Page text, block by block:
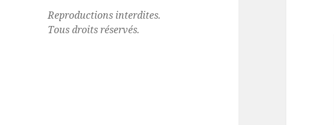
Reproductions interdites.
Tous droits réservés.